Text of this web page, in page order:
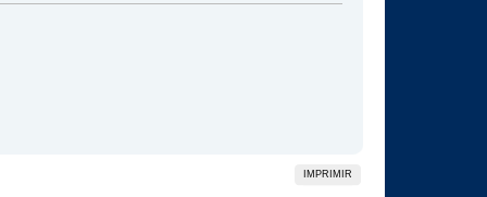
IMPRIMIR